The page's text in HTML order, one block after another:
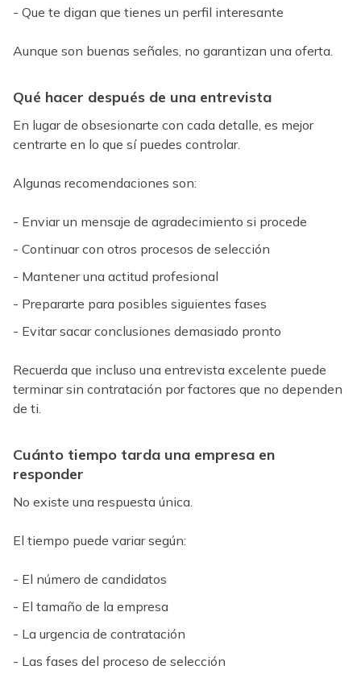
- Que te digan que tienes un perfil interesante
Aunque son buenas señales, no garantizan una oferta.
Qué hacer después de una entrevista
En lugar de obsesionarte con cada detalle, es mejor
centrarte en lo que sí puedes controlar.
Algunas recomendaciones son:
- Enviar un mensaje de agradecimiento si procede
- Continuar con otros procesos de selección
- Mantener una actitud profesional
- Prepararte para posibles siguientes fases
- Evitar sacar conclusiones demasiado pronto
Recuerda que incluso una entrevista excelente puede
terminar sin contratación por factores que no dependen
de ti.
Cuánto tiempo tarda una empresa en
responder
No existe una respuesta única.
El tiempo puede variar según:
- El número de candidatos
- El tamaño de la empresa
- La urgencia de contratación
- Las fases del proceso de selección